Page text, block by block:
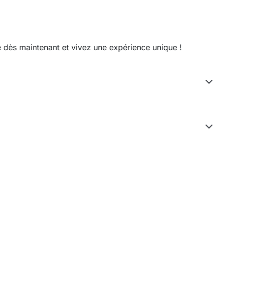
maintenant et vivez une expérience unique !